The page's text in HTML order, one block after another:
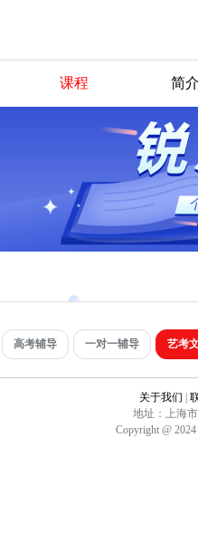
课程 简介
高考辅导 一对一辅导 艺考
关于我们
地址：上海
Copyright @